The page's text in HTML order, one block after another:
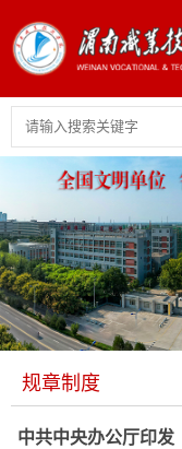
规章制度
中共中央办公厅印发